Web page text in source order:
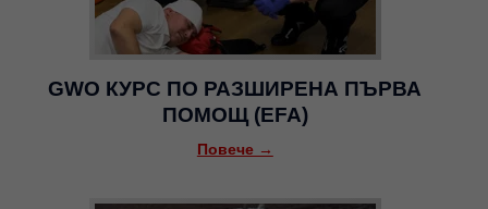
GWO КУРС ПО РАЗШИРЕНА ПЪРВА
ПОМОЩ (EFA)
Повече →